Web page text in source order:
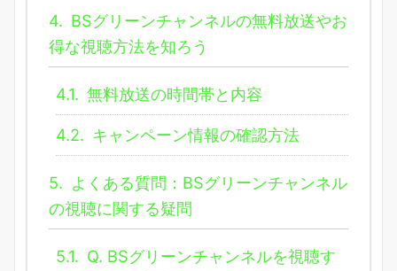
4. BSグリーンチャンネルの無料放送やお
得な視聴方法を知ろう
4.1. 無料放送の時間帯と内容
4.2. キャンペーン情報の確認方法
5. よくある質問：BSグリーンチャンネル
の視聴に関する疑問
5.1. Q. BSグリーンチャンネルを視聴す